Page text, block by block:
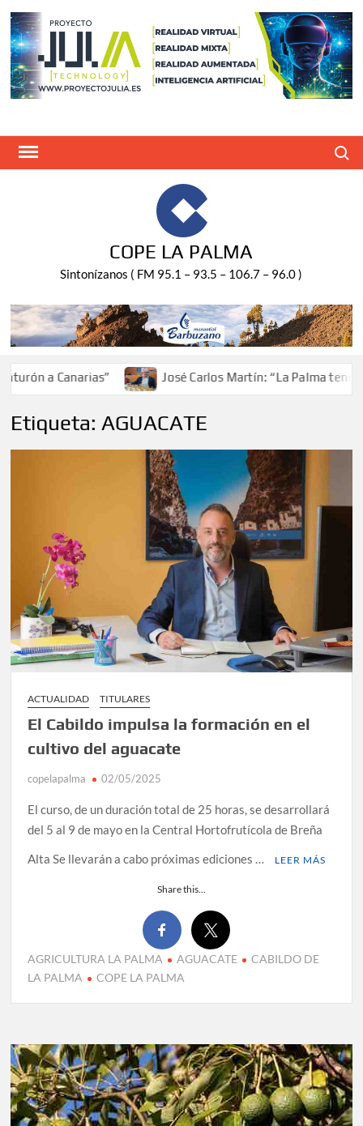
Saltar
contenido
COPE LA PALMA
Sintonízanos ( FM 95.1 – 93.5 – 106.7 – 96.0 )
a Canarias” José Carlos Martín: “La Palma tendrá
Etiqueta: AGUACATE
ACTUALIDAD TITULARES
El Cabildo impulsa la formación en el
cultivo del aguacate
copelapalma 02/05/2025
El curso, de un duración total de 25 horas, se desarrollará
del 5 al 9 de mayo en la Central Hortofrutícola de Breña
Alta Se llevarán a cabo próximas ediciones …
LEER MÁS
Share this...
AGRICULTURA LA PALMA AGUACATE
CABILDO DE
LA PALMA
COPE LA PALMA